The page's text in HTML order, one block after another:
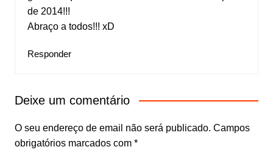
de 2014!!!
Abraço a todos!!! xD
Responder
Deixe um comentário
O seu endereço de email não será publicado. Campos
obrigatórios marcados com *